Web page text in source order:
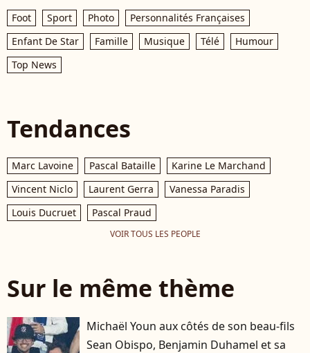
Foot Sport Photo
Personnalités Françaises
Enfant De Star
Famille Musique Télé
Humour
Top News
Tendances
Marc Lavoine Pascal Bataille
Karine Le Marchand
Vincent Niclo
Laurent Gerra
Vanessa Paradis
Louis Ducruet
Pascal Praud
VOIR TOUS LES PEOPLE
Sur le même thème
Michaël Youn aux côtés de son beau-fils
Sean Obispo, Benjamin Duhamel et sa